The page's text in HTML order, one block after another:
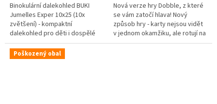
Binokulární dalekohled BUKI
Jumelles Exper 10x25 (10x
zvětšení) - kompaktní
dalekohled pro děti i dospělé
vhodný na vycházky do přírody
a obecné pozorování objektů
nacházejících...
Nová verze hry Dobble, z které
se vám zatočí hlava! Nový
způsob hry - karty nejsou vidět
v jednom okamžiku, ale rotují na
otočné základně! U hry jdou
Poškozený obal